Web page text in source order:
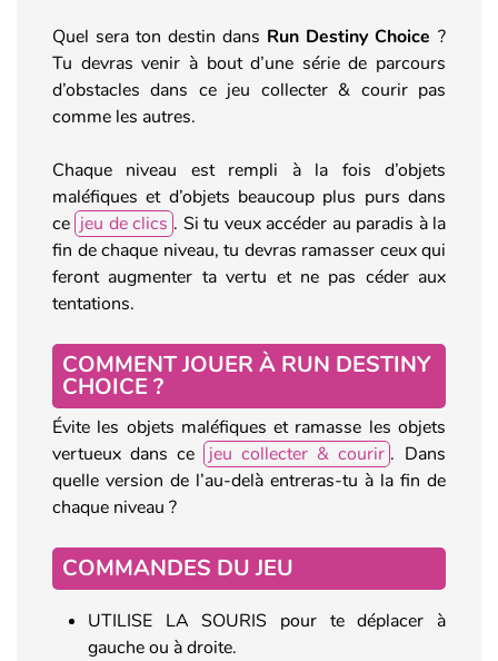
Quel sera ton destin dans Run Destiny Choice ?
Tu devras venir à bout d’une série de parcours
d’obstacles dans ce jeu collecter & courir pas
comme les autres.
Chaque niveau est rempli à la fois d’objets
maléfiques et d’objets beaucoup plus purs dans
ce jeu de clics . Si tu veux accéder au paradis à la
fin de chaque niveau, tu devras ramasser ceux qui
feront augmenter ta vertu et ne pas céder aux
tentations.
COMMENT JOUER À RUN DESTINY
CHOICE ?
Évite les objets maléfiques et ramasse les objets
vertueux dans ce
jeu collecter & courir . Dans
quelle version de l’au-delà entreras-tu à la fin de
chaque niveau ?
COMMANDES DU JEU
UTILISE LA SOURIS pour te déplacer à
gauche ou à droite.